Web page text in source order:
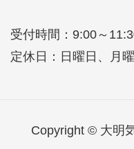
受付時間：9:00～
定休日：日曜日、月
Copyright © 大明